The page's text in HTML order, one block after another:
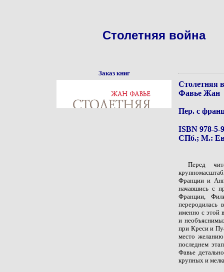
Столетняя война
Заказ книг
Столетняя
Фавье Жан
Пер. с
ISBN 978-5-
СПб.; М.:
Перед
Франции и
начавшись с
Франции,
переродилась
именно с этой
и
при Креси и
место
последнем
Фавье
крупных и